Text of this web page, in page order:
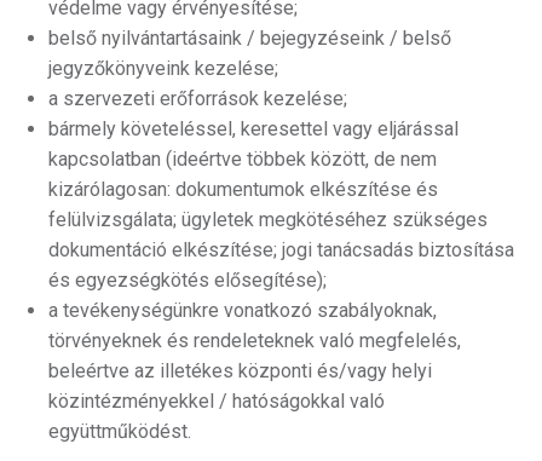
védelme vagy érvényesítése;
belső nyilvántartásaink / bejegyzéseink / belső
jegyzőkönyveink kezelése;
a szervezeti erőforrások kezelése;
bármely követeléssel, keresettel vagy eljárással
kapcsolatban (ideértve többek között, de nem
kizárólagosan: dokumentumok elkészítése és
felülvizsgálata; ügyletek megkötéséhez szükséges
dokumentáció elkészítése; jogi tanácsadás biztosítása
és egyezségkötés elősegítése);
a tevékenységünkre vonatkozó szabályoknak,
törvényeknek és rendeleteknek való megfelelés,
beleértve az illetékes központi és/vagy helyi
közintézményekkel / hatóságokkal való
együttműködést.